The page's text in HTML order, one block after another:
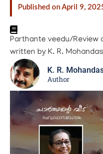
Published on April 9,
Parthante veedu/Review
written by K. R.
K. R.
Author